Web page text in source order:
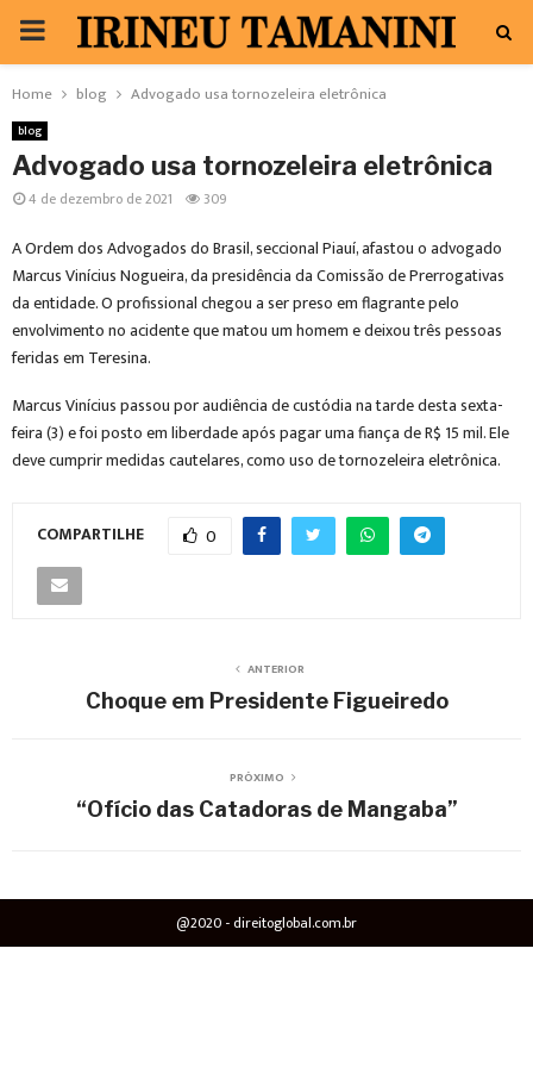
PRIMARY
MENU
Home blog Advogado usa tornozeleira eletrônica
blog
Advogado usa tornozeleira eletrônica
4 de dezembro de 2021 309
A Ordem dos Advogados do Brasil, seccional Piauí, afastou o advogado
Marcus Vinícius Nogueira, da presidência da Comissão de Prerrogativas
da entidade. O profissional chegou a ser preso em flagrante pelo
envolvimento no acidente que matou um homem e deixou três pessoas
feridas em Teresina.
Marcus Vinícius passou por audiência de custódia na tarde desta sexta-
feira (3) e foi posto em liberdade após pagar uma fiança de R$ 15 mil. Ele
deve cumprir medidas cautelares, como uso de tornozeleira eletrônica.
COMPARTILHE 0
ANTERIOR
Choque em Presidente Figueiredo
PRÓXIMO
“Ofício das Catadoras de Mangaba”
@2020 - direitoglobal.com.br